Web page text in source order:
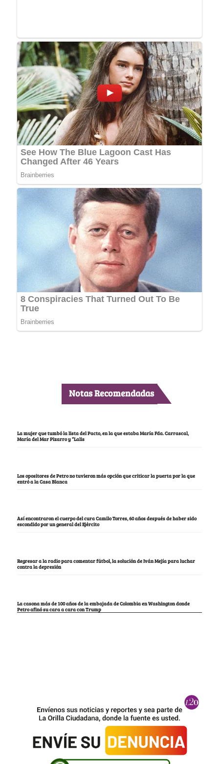
Notas Recomendadas
La mujer que tumbó la lista del Pacto, en la que estaba María Fda. Carrascal,
María del Mar Pizarro y “Lalis
Los opositores de Petro no tuvieron más opción que criticar la puerta por la que
entró a la Casa Blanca
Así encontraron el cuerpo del cura Camilo Torres, 60 años después de haber sido
escondido por un general del Ejército
Regresar a la radio para comentar fútbol, la solución de Iván Mejía para luchar
contra la depresión
La casona más de 100 años de la embajada de Colombia en Washington donde
Petro afinó su cara a cara con Trump